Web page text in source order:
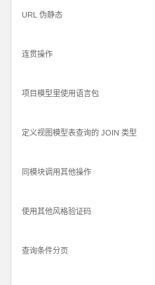
URL 伪静态
连贯操作
项目模型里使用语言包
定义视图模型表查询的 JOIN 类型
同模块调用其他操作
使用其他风格验证码
查询条件分页